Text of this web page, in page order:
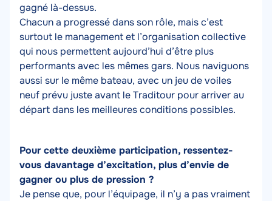
gagné là-dessus.
Chacun a progressé dans son rôle, mais c’est
surtout le management et l’organisation collective
qui nous permettent aujourd’hui d’être plus
performants avec les mêmes gars. Nous naviguons
aussi sur le même bateau, avec un jeu de voiles
neuf prévu juste avant le Traditour pour arriver au
départ dans les meilleures conditions possibles.
Pour cette deuxième participation, ressentez-
vous davantage d’excitation, plus d’envie de
gagner ou plus de pression ?
Je pense que, pour l’équipage, il n’y a pas vraiment